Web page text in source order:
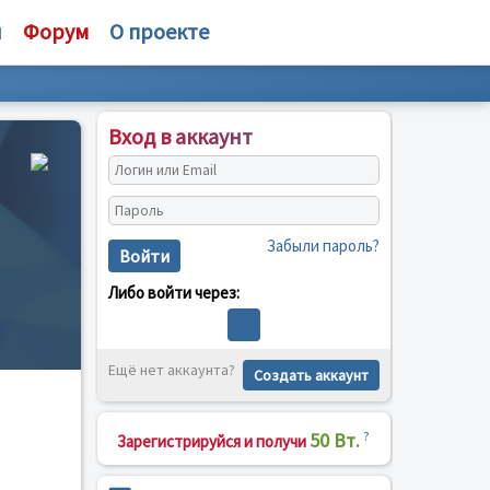
Форум О проекте
Вход в аккаунт
Войти Забыли пароль?
Либо войти через:
Ещё нет аккаунта? Создать аккаунт
Зарегистрируйся и получи 50 Вт. ?